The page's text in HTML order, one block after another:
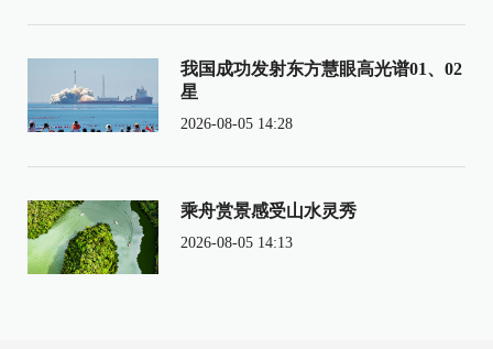
我国成功发射东方慧眼高光谱01、02
星
2026-08-05 14:28
乘舟赏景感受山水灵秀
2026-08-05 14:13